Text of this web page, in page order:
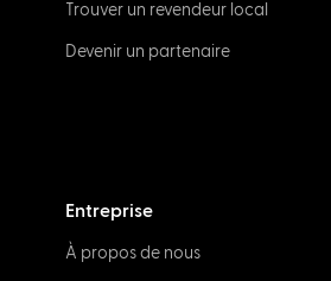
Trouver un revendeur local
Devenir un partenaire
Entreprise
À propos de nous